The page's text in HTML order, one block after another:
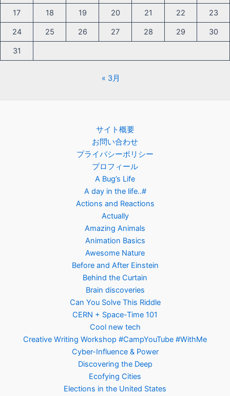
17 18 19 20 21 22 23
24 25 26 27 28 29 30
31
« 3月
サイト概要
お問い合わせ
プライバシーポリシー
プロフィール
A Bug’s Life
A day in the life..#
Actions and Reactions
Actually
Amazing Animals
Animation Basics
Awesome Nature
Before and After Einstein
Behind the Curtain
Brain discoveries
Can You Solve This Riddle
CERN + Space-Time 101
Cool new tech
Creative Writing Workshop #CampYouTube #WithMe
Cyber-Influence & Power
Discovering the Deep
Ecofying Cities
Elections in the United States